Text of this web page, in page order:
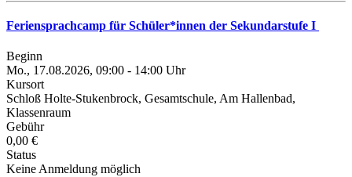
Feriensprachcamp für Schüler*innen der Sekundarstufe I
Beginn
Mo., 17.08.2026, 09:00 - 14:00 Uhr
Kursort
Schloß Holte-Stukenbrock, Gesamtschule, Am Hallenbad,
Klassenraum
Gebühr
0,00 €
Status
Keine Anmeldung möglich